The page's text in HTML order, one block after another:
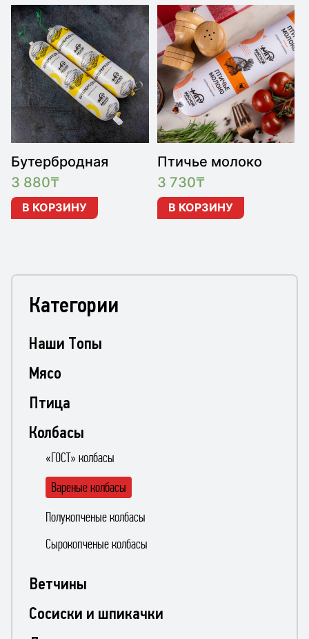
Бутербродная
3 880₸
В КОРЗИНУ
Птичье молоко
3 730₸
В КОРЗИНУ
Категории
Наши Топы
Мясо
Птица
Колбасы
«ГОСТ» колбасы
Вареные колбасы
Полукопченые колбасы
Сырокопченые колбасы
Ветчины
Сосиски и шпикачки